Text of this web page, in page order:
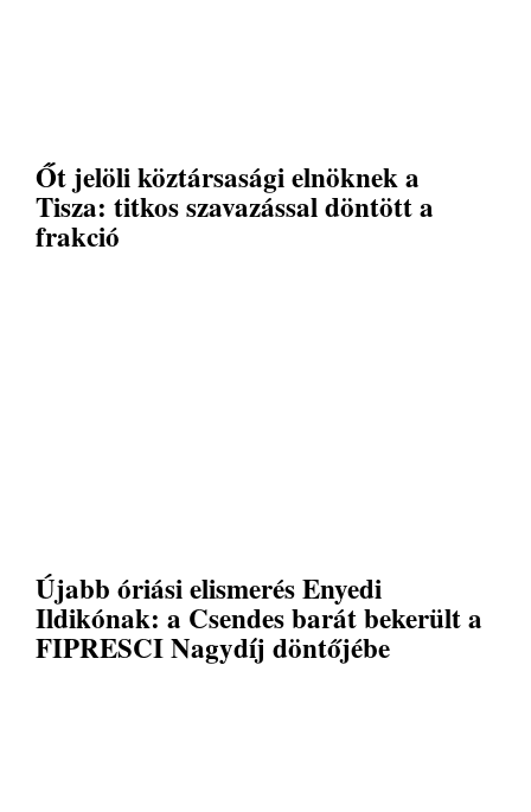
Őt jelöli köztársasági elnöknek a
Tisza: titkos szavazással döntött a
frakció
Újabb óriási elismerés Enyedi
Ildikónak: a Csendes barát bekerült a
FIPRESCI Nagydíj döntőjébe